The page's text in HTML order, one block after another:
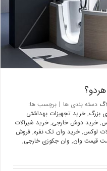
بندی ها
برچسب ها:
,خرید تجهیزات بهداشتی
دوش خارجی,خرید شیرآلات
,خرید وان تک نفره ,فروش
وان ,وان جکوزی خارجی,